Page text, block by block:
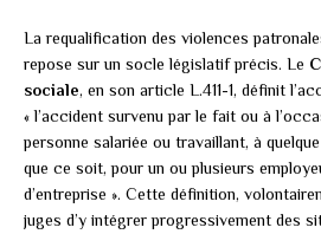
La requalification des violences
repose sur un socle législatif précis. Le
sociale, en son article L.411-1, définit
« l’accident survenu par le fait ou à
personne salariée ou travaillant, à
que ce soit, pour un ou plusieurs
d’entreprise ». Cette définition,
juges d’y intégrer progressivement des